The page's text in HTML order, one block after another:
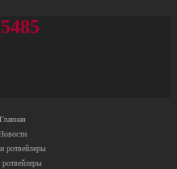
Главная
ротвейлеры